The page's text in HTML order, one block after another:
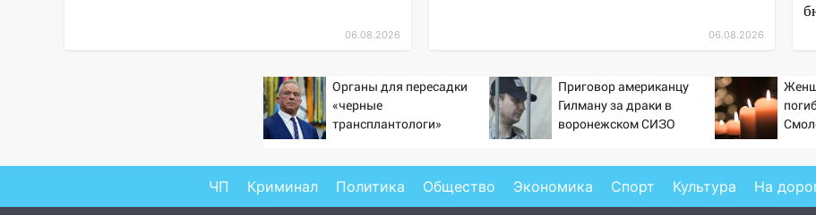
убрали более 28% площадей
зерновых и зернобобовых
брата: в Ульяновской области
завели дело на агрессивную
женщину
06.08.2026 06.08.2026
Органы для пересадки
«черные
трансплантологи»
Приговор американцу
Гилману за драки в
воронежском СИЗО
ЧП Криминал Политика Общество Экономика Спорт Культура На